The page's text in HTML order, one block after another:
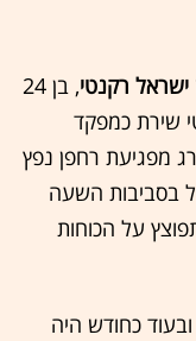
ישראל רקנטי
, בן 24
שירת כמפקד
ונהרג מפגיעת רחפן נפץ
בסביבות השעה
על הכוחות
כחודש היה